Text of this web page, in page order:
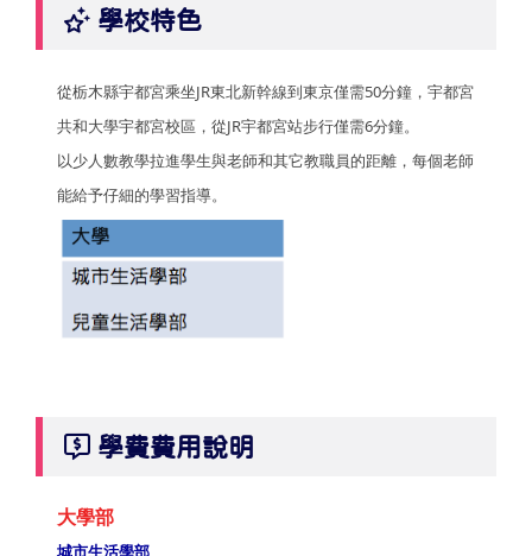
學校特色
從栃木縣宇都宮乘坐JR東北新幹線到東京僅需50分鐘，宇都宮
共和大學宇都宮校區，從JR宇都宮站步行僅需6分鐘。
以少人數教學拉進學生與老師和其它教職員的距離，每個老師
能給予仔細的學習指導。
學費費用說明
大學部